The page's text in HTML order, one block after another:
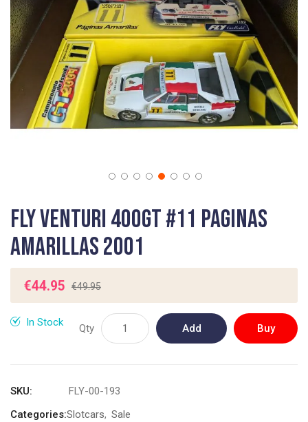
gallery
to
the
beginning
of
images
gallery
Fly Venturi 400GT #11 Paginas
Amarillas 2001
€44.95 €49.95
In Stock Qty Add Buy
SKU
FLY-00-193
Categories:Slotcars Sale